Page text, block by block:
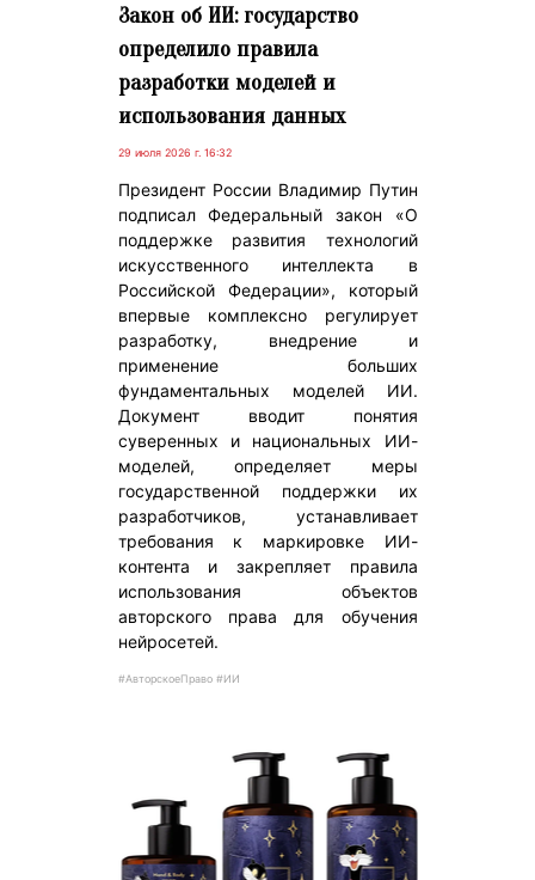
Закон об ИИ: государство
определило правила
разработки моделей и
использования данных
29 июля 2026 г. 16:32
Президент России Владимир Путин
подписал Федеральный закон «О
поддержке развития технологий
искусственного интеллекта в
Российской Федерации», который
впервые комплексно регулирует
разработку, внедрение и
применение больших
фундаментальных моделей ИИ.
Документ вводит понятия
суверенных и национальных ИИ-
моделей, определяет меры
государственной поддержки их
разработчиков, устанавливает
требования к маркировке ИИ-
контента и закрепляет правила
использования объектов
авторского права для обучения
нейросетей.
#АвторскоеПраво #ИИ